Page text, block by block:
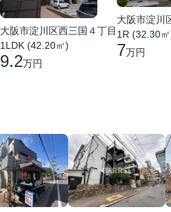
大阪市淀川区西三国４丁目
1LDK (42.20㎡)
9.2万円
大阪市淀川
1R (32.30
7万円